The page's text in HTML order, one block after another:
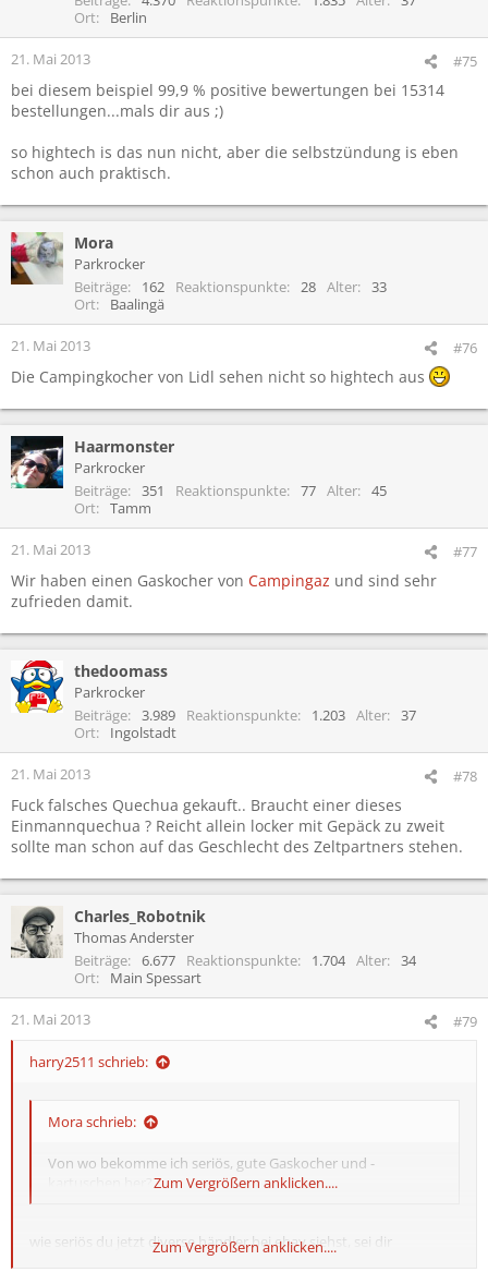
Ort
Berlin
21. Mai 2013 #75
bei diesem beispiel 99,9 % positive bewertungen bei 15314
bestellungen...mals dir aus ;)
so hightech is das nun nicht, aber die selbstzündung is eben
schon auch praktisch.
Mora
Parkrocker
Beiträge
162 Reaktionspunkte 28 Alter
33
Ort
Baalingä
21. Mai 2013 #76
Die Campingkocher von Lidl sehen nicht so hightech aus
Haarmonster
Parkrocker
Beiträge
351 Reaktionspunkte 77 Alter
45
Ort
Tamm
21. Mai 2013 #77
Wir haben einen Gaskocher von Campingaz und sind sehr
zufrieden damit.
thedoomass
Parkrocker
Beiträge
3.989 Reaktionspunkte 1.203 Alter
37
Ort
Ingolstadt
21. Mai 2013 #78
Fuck falsches Quechua gekauft.. Braucht einer dieses
Einmannquechua ? Reicht allein locker mit Gepäck zu zweit
sollte man schon auf das Geschlecht des Zeltpartners stehen.
Charles_Robotnik
Thomas Anderster
Beiträge
6.677 Reaktionspunkte 1.704 Alter
34
Ort
Main Spessart
21. Mai 2013 #79
harry2511 schrieb:
Mora schrieb:
Von wo bekomme ich seriös, gute Gaskocher und -
Zum Vergrößern anklicken....
wie seriös du jetzt diverse händler bei ebay siehst, sei dir
überlassen...ich hab meinen kocher, koffer und kartuschen damals
Zum Vergrößern anklicken....